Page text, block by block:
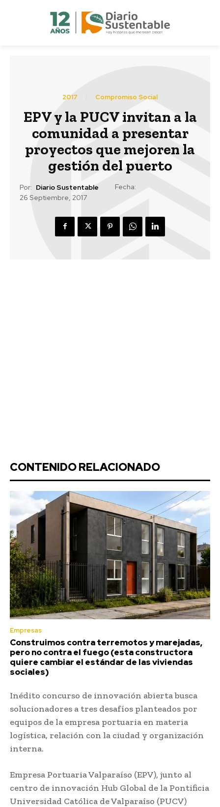
2017 Compromiso Social
EPV y la PUCV invitan a la
comunidad a presentar
proyectos que mejoren la
gestión del puerto
Por: Diario Sustentable
Fecha:
26 Septiembre, 2017
CONTENIDO RELACIONADO
Empresas
Construimos contra terremotos y marejadas,
pero no contra el fuego (esta constructora
quiere cambiar el estándar de las viviendas
sociales)
Inédito concurso de innovación abierta busca
solucionadores a tres desafíos planteados por
equipos de la empresa portuaria en materia
logística, relación con la ciudad y organización
interna.
Empresa Portuaria Valparaíso (EPV), junto al
centro de innovación Hub Global de la Pontificia
Universidad Católica de Valparaíso (PUCV)